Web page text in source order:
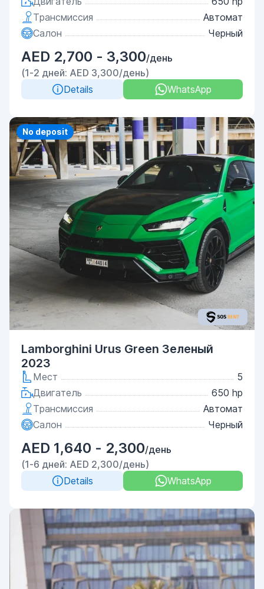
Трансмиссия
Автомат
Салон
Черный
AED 2,700 - 3,300/день
(1-2 дней: AED 3,300/день)
Details
WhatsApp
No deposit
Lamborghini Urus Green Зеленый
2023
Мест
5
Двигатель
650 hp
Трансмиссия
Автомат
Салон
Черный
AED 1,640 - 2,300/день
(1-6 дней: AED 2,300/день)
Details
WhatsApp